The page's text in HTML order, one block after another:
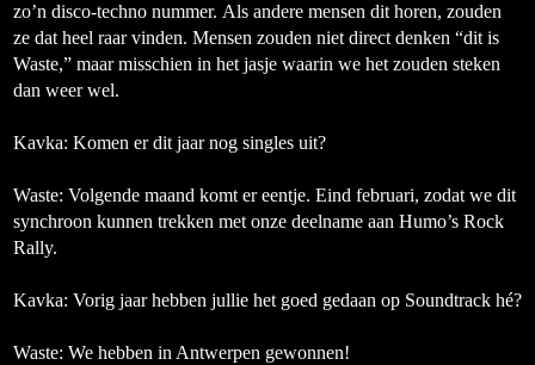
zo’n disco-techno nummer. Als andere mensen dit horen, zouden
ze dat heel raar vinden. Mensen zouden niet direct denken “dit is
Waste,” maar misschien in het jasje waarin we het zouden steken
dan weer wel.
Kavka: Komen er dit jaar nog singles uit?
Waste: Volgende maand komt er eentje. Eind februari, zodat we dit
synchroon kunnen trekken met onze deelname aan Humo’s Rock
Rally.
Kavka: Vorig jaar hebben jullie het goed gedaan op Soundtrack hé?
Waste: We hebben in Antwerpen gewonnen!